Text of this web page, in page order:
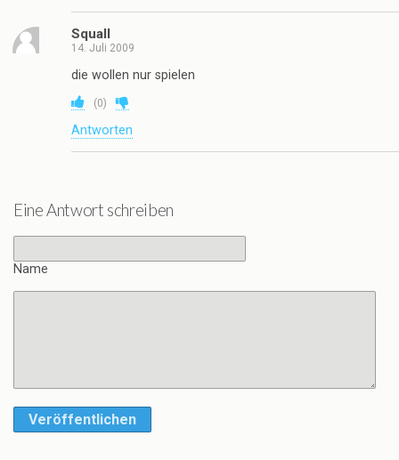
Squall
14. Juli 2009
die wollen nur spielen
(0)
Antworten
Eine Antwort schreiben
Name
Veröffentlichen